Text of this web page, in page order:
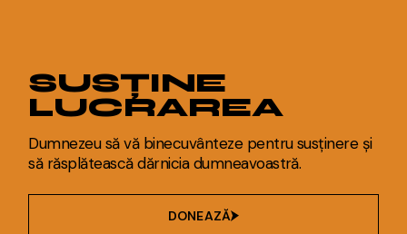
SUSȚINE
LUCRAREA
Dumnezeu să vă binecuvânteze pentru susținere și
să răsplătească dărnicia dumneavoastră.
DONEAZĂ